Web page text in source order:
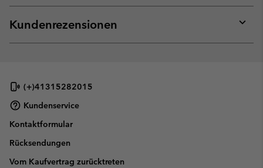
or
Kundenrezensionen
or
(+)41315282015
Kundenservice
Kontaktformular
Rücksendungen
Vom Kaufvertrag zurücktreten